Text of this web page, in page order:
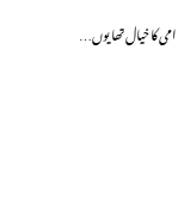
کا خیال تھا یوں…